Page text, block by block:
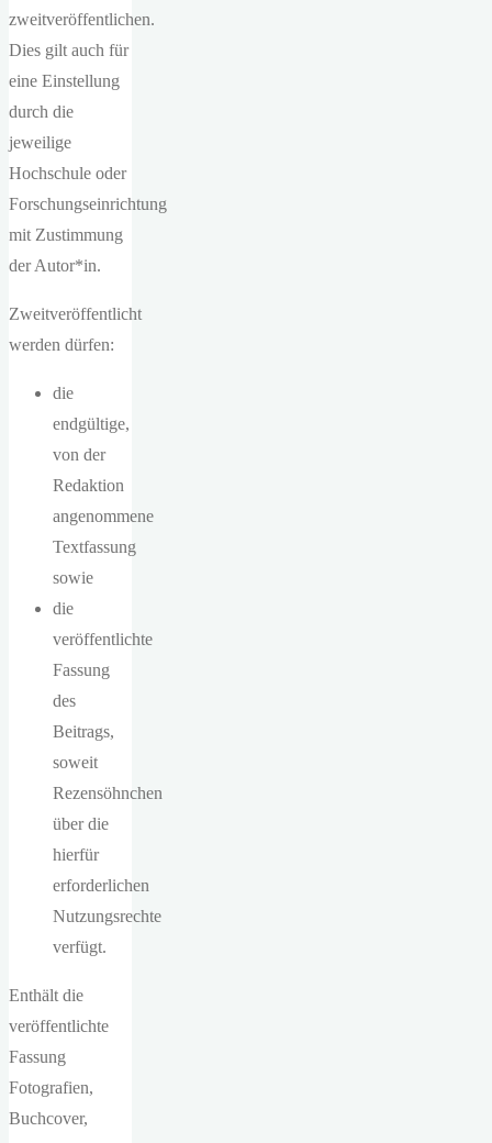
zweitveröffentlichen.
Dies gilt auch für
eine Einstellung
durch die
jeweilige
Hochschule oder
Forschungseinrichtung
mit Zustimmung
der Autor*in.
Zweitveröffentlicht
werden dürfen:
die
endgültige,
von der
Redaktion
angenommene
Textfassung
sowie
die
veröffentlichte
Fassung
des
Beitrags,
soweit
Rezensöhnchen
über die
hierfür
erforderlichen
Nutzungsrechte
verfügt.
Enthält die
veröffentlichte
Fassung
Fotografien,
Buchcover,